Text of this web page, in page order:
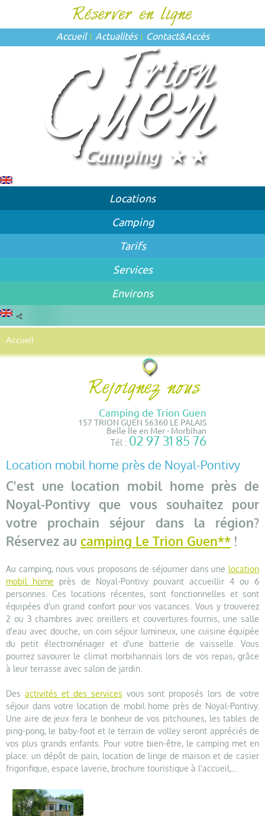
Accueil Actualités Contact&Accès
Locations
Camping
Tarifs
Services
Environs
Accueil
Camping de Trion Guen
157 TRION GUEN 56360 LE PALAIS
Belle Île en Mer - Morbihan
Tél : 02 97 31 85 76
Location mobil home près de Noyal-Pontivy
C'est une location mobil home près de
Noyal-Pontivy que vous souhaitez pour
votre prochain séjour dans la région?
Réservez au camping Le Trion Guen** !
Au camping, nous vous proposons de séjourner dans une location
mobil home près de Noyal-Pontivy pouvant accueillir 4 ou 6
personnes. Ces locations récentes, sont fonctionnelles et sont
équipées d'un grand confort pour vos vacances. Vous y trouverez
2 ou 3 chambres avec oreillers et couvertures fournis, une salle
d'eau avec douche, un coin séjour lumineux, une cuisine équipée
du petit électroménager et d'une batterie de vaisselle. Vous
pourrez savourer le climat morbihannais lors de vos repas, grâce
à leur terrasse avec salon de jardin.
Des activités et des services vous sont proposés lors de votre
séjour dans votre location de mobil home près de Noyal-Pontivy.
Une aire de jeux fera le bonheur de vos pitchounes, les tables de
ping-pong, le baby-foot et le terrain de volley seront appréciés de
vos plus grands enfants. Pour votre bien-être, le camping met en
place: un dépôt de pain, location de linge de maison et de casier
frigorifique, espace laverie, brochure touristique à l'accueil,...